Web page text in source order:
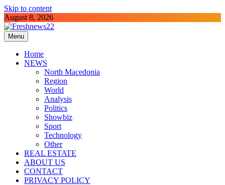
Skip to content
August 8, 2026
Freshnews22
Best News Website in North Macedonia
Menu
Home
NEWS
North Macedonia
Region
World
Analysis
Politics
Showbiz
Sport
Technology
Other
REAL ESTATE
ABOUT US
CONTACT
PRIVACY POLICY